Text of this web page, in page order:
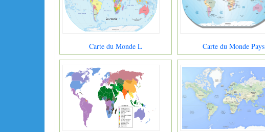
Carte du Monde L Carte du Monde Pays